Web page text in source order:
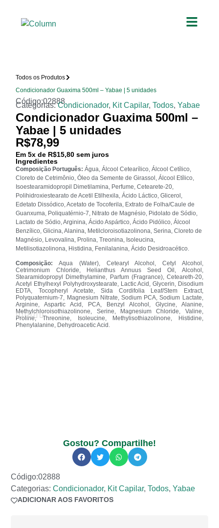
Todos os Produtos
Condicionador Guaxima 500ml – Yabae | 5 unidades
Código:02888
Categorias:Condicionador, Kit Capilar,Todos,Yabae
Condicionador Guaxima 500ml –
Yabae | 5 unidades
R$78,99
Em5x de R$15,80 sem juros
Ingredientes
Composição Português: Água, Álcool Cetearílico, Álcool Cetílico,
Cloreto de Cetrimônio, Óleo da Semente de Girassol, Álcool Etílico,
Isoestearamidopropil Dimetilamina, Perfume, Cetearete-20,
Polihidroxiestearato de Acetil Etilhexila, Ácido Láctico, Glicerol,
Edetato Dissódico, Acetato de Tocoferila, Extrato de Folha/Caule de
Guanxuma, Poliquatérnio-7, Nitrato de Magnésio, Pidolato de Sódio,
Lactato de Sódio, Arginina, Ácido Aspártico, Ácido Pidólico, Álcool
Benzílico, Glicina, Alanina, Metilcloroisotiazolinona, Serina, Cloreto de
Magnésio, Levovalina, Prolina, Treonina, Isoleucina,
Metilisotiazolinona, Histidina, Fenilalanina, Ácido Desidroacético.
Composição: Aqua (Water), Cetearyl Alcohol, Cetyl Alcohol,
Cetrimonium Chloride, Helianthus Annuus Seed Oil, Alcohol,
Stearamidopropyl Dimethylamine, Parfum (Fragrance), Ceteareth-20,
Acetyl Ethylhexyl Polyhydroxystearate, Lactic Acid, Glycerin, Disodium
EDTA, Tocopheryl Acetate, Sida Cordifolia Leaf/Stem Extract,
Polyquaternium-7, Magnesium Nitrate, Sodium PCA, Sodium Lactate,
Arginine, Aspartic Acid, PCA, Benzyl Alcohol, Glycine, Alanine,
Methylchloroisothiazolinone, Serine, Magnesium Chloride, Valine,
Proline, Threonine, Isoleucine, Methylisothiazolinone, Histidine,
Phenylalanine, Dehydroacetic Acid.
Gostou? Compartilhe!
Código:02888
Categorias:Condicionador, Kit Capilar,Todos, Yabae
ADICIONAR AOS FAVORITOS